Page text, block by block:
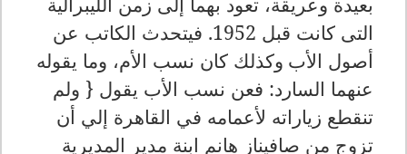
التى كانت قبل 1952. فيتحدث الكاتب عن
أصول الأب وكذلك كان نسب الأم، وما يقوله
عنهما السارد: فعن نسب الأب يقول { ولم
تنقطع زياراته لأعمامه في القاهرة إلي أن
تزوج من صافيناز هانم ابنة مدير المديرية